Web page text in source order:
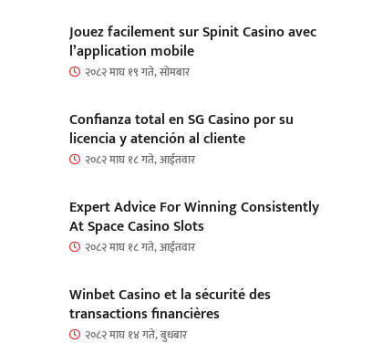
Jouez facilement sur Spinit Casino avec
l’application mobile
२०८२ माघ १९ गते, सोमबार
Confianza total en SG Casino por su
licencia y atención al cliente
२०८२ माघ १८ गते, आईतवार
Expert Advice For Winning Consistently
At Space Casino Slots
२०८२ माघ १८ गते, आईतवार
Winbet Casino et la sécurité des
transactions financières
२०८२ माघ १४ गते, बुधबार